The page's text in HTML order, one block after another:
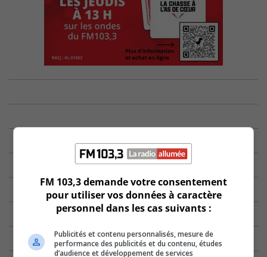
FM 103,3 demande votre consentement
pour utiliser vos données à caractère
personnel dans les cas suivants :
Publicités et contenu personnalisés, mesure de
performance des publicités et du contenu, études
d’audience et développement de services